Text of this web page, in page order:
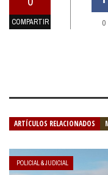
COMPARTIR 0
ARTÍCULOS RELACIONADOS
POLICIAL & JUDICIAL